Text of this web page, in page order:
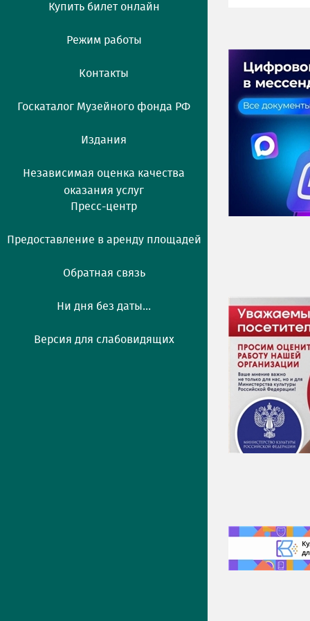
Купить билет онлайн
Режим работы
Контакты
Госкаталог Музейного фонда РФ
Издания
Независимая оценка качества
оказания услуг
Пресс-центр
Предоставление в аренду площадей
Обратная связь
Ни дня без даты...
Версия для слабовидящих